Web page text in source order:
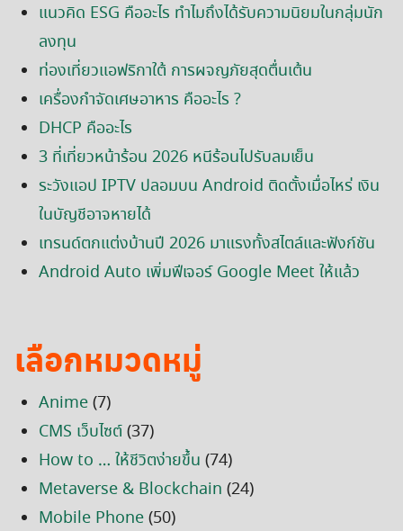
แนวคิด ESG คืออะไร ทำไมถึงได้รับความนิยมในกลุ่มนัก
ลงทุน
ท่องเที่ยวแอฟริกาใต้ การผจญภัยสุดตื่นเต้น
เครื่องกำจัดเศษอาหาร คืออะไร ?
DHCP คืออะไร
3 ที่เที่ยวหน้าร้อน 2026 หนีร้อนไปรับลมเย็น
ระวังแอป IPTV ปลอมบน Android ติดตั้งเมื่อไหร่ เงิน
ในบัญชีอาจหายได้
เทรนด์ตกแต่งบ้านปี 2026 มาแรงทั้งสไตล์และฟังก์ชัน
Android Auto เพิ่มฟีเจอร์ Google Meet ให้แล้ว
เลือกหมวดหมู่
Anime(7)
CMS เว็บไซต์(37)
How to … ให้ชีวิตง่ายขึ้น (74)
Metaverse & Blockchain (24)
Mobile Phone(50)